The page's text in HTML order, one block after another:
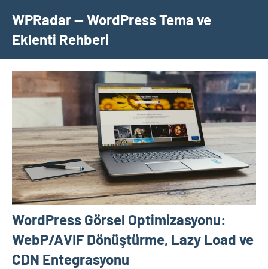
geçWPRadar — WordPress Tema ve
Eklenti Rehberi
WordPress Görsel Optimizasyonu:
WebP/AVIF Dönüştürme, Lazy Load ve
CDN Entegrasyonu